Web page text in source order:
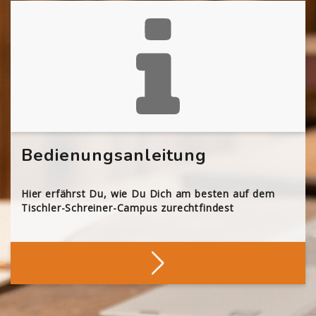
Bedienungsanleitung
Hier erfährst Du, wie Du Dich am besten auf dem
Tischler-Schreiner-Campus zurechtfindest